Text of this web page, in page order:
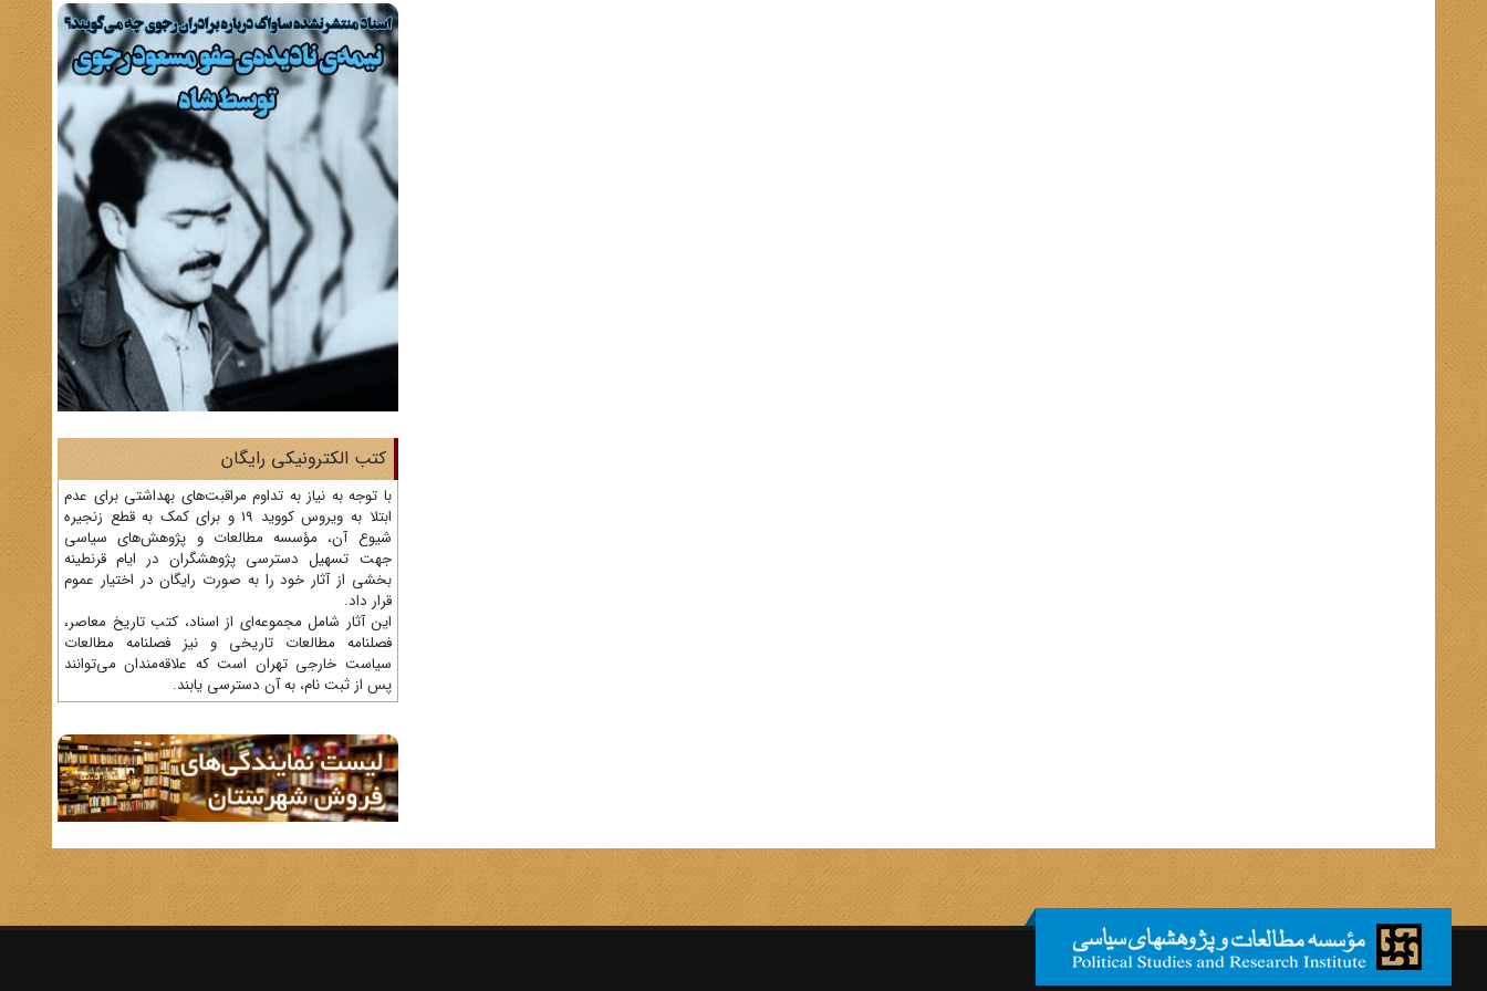
کتب الکترونیکی رایگان
با توجه به نیاز به تداوم مراقبت‌های بهداشتی برای عدم
ابتلا به ویروس کووید 19 و برای کمک به قطع زنجیره
شیوع آن، مؤسسه مطالعات و پژوهش‌های سیاسی
جهت تسهیل دسترسی پژوهشگران در ایام قرنطینه
بخشی از آثار خود را به صورت رایگان در اختیار عموم
قرار داد.
این آثار شامل مجموعه‌ای از اسناد، کتب تاریخ معاصر،
فصلنامه‌ مطالعات تاریخی و نیز فصلنامه مطالعات
سیاست خارجی تهران است که علاقه‌مندان می‌توانند
پس از ثبت نام، به آن دسترسی یابند.